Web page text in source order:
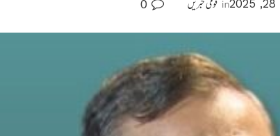
in قومی خبریں